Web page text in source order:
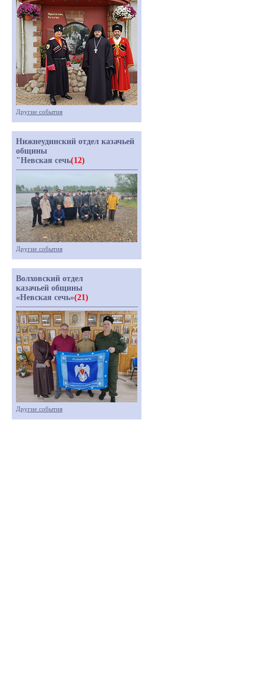
Другие события
Нижнеудинский отдел казачьей
общины
"Невская сечь(12)
Другие события
Волховский отдел
казачьей общины
«Невская сечь»(21)
Другие события